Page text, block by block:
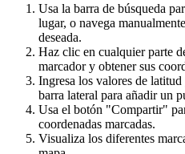
Usa la barra de búsqueda
lugar, o navega
deseada.
Haz clic en cualquier parte
marcador y obtener sus
Ingresa los valores de
barra lateral para añadir un
Usa el botón "Compartir"
coordenadas marcadas.
Visualiza los diferentes